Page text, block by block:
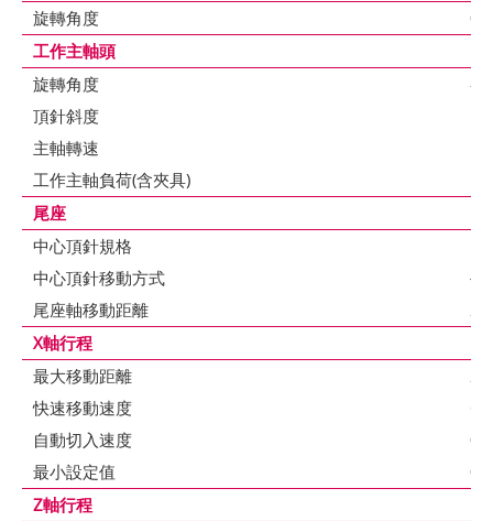
旋轉角度
0°
工作主軸頭
旋轉角度
-
頂針斜度
主軸轉速
工作主軸負荷(含夾具)
尾座
中心頂針規格
中心頂針移動方式
手
尾座軸移動距離
X軸行程
最大移動距離
快速移動速度
自動切入速度
最小設定值
Z軸行程